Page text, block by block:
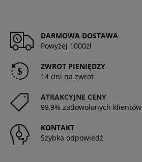
DARMOWA DOSTAWA
Powyżej 1000zł
ZWROT PIENIĘDZY
14 dni na zwrot
ATRAKCYJNE CENY
99,9% zadowolonych klientów
KONTAKT
Szybka odpowiedź